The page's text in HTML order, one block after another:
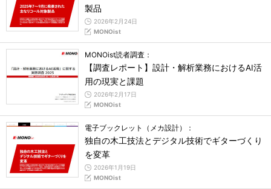
製品
2026年2月24日
MONOist
MONOist読者調査：
【調査レポート】設計・解析業務におけるAI活
用の現実と課題
2026年2月17日
MONOist
電子ブックレット（メカ設計）：
独自の木工技法とデジタル技術でギターづくり
を変革
2026年1月19日
MONOist